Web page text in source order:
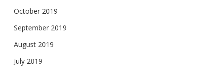
October 2019
September 2019
August 2019
July 2019